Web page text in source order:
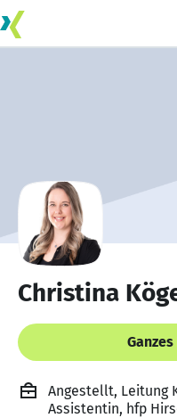
Christina
Angestellt, Leitung
Assistentin, hfp